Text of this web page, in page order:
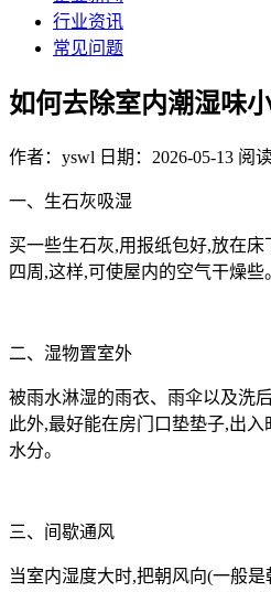
行业资讯
常见问题
如何去除室内潮湿味小
作者：yswl 日期：2026-05-13 阅
一、生石灰吸湿
买一些生石灰,用报纸包好,放在
四周,这样,可使屋内的空气干燥些
二、湿物置室外
被雨水淋湿的雨衣、雨伞以及洗
此外,最好能在房门口垫垫子,出
水分。
三、间歇通风
当室内湿度大时,把朝风向(一般